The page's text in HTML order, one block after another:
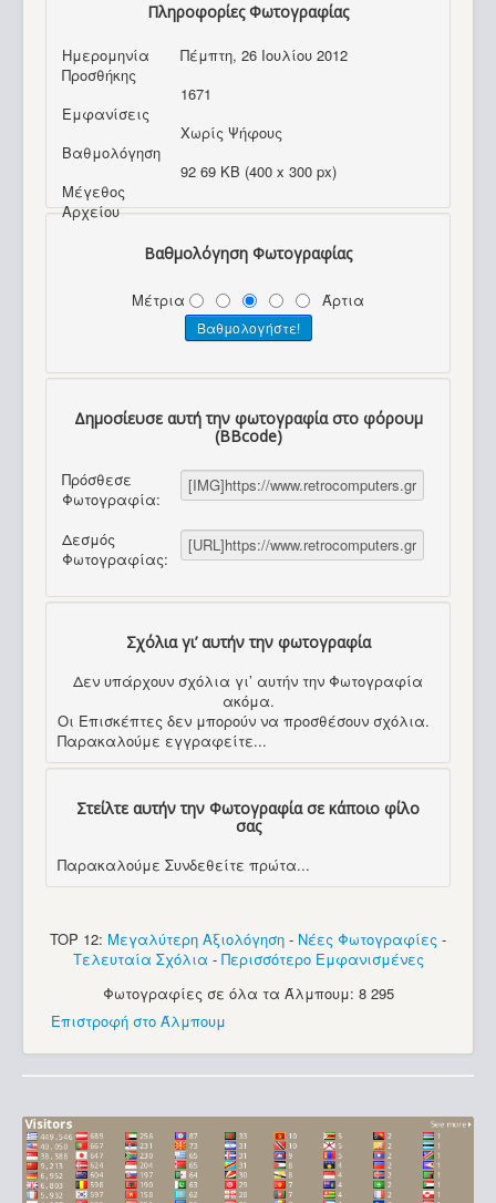
Amiga 1200_2
Πληροφορίες Φωτογραφίας
Ημερομηνία
Προσθήκης
Πέμπτη, 26 Ιουλίου 2012
Εμφανίσεις
1671
Βαθμολόγηση
Χωρίς Ψήφους
Μέγεθος
Αρχείου
92 69 KB (400 x 300 px)
Βαθμολόγηση Φωτογραφίας
Μέτρια Άρτια
Δημοσίευσε αυτή την φωτογραφία στο φόρουμ
(BBcode)
Πρόσθεσε
Φωτογραφία:
Δεσμός
Φωτογραφίας:
Σχόλια γι’ αυτήν την φωτογραφία
Δεν υπάρχουν σχόλια γι’ αυτήν την Φωτογραφία
ακόμα.
Οι Επισκέπτες δεν μπορούν να προσθέσουν σχόλια.
Παρακαλούμε εγγραφείτε...
Στείλτε αυτήν την Φωτογραφία σε κάποιο φίλο
σας
Παρακαλούμε Συνδεθείτε πρώτα...
TOP 12: Μεγαλύτερη Αξιολόγηση - Νέες Φωτογραφίες -
Τελευταία Σχόλια - Περισσότερο Εμφανισμένες
Φωτογραφίες σε όλα τα Άλμπουμ: 8 295
Επιστροφή στο Άλμπουμ